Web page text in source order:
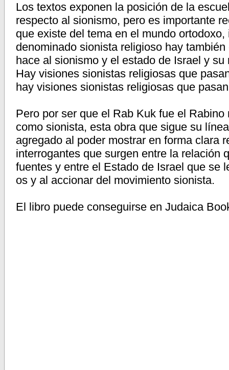
Los textos exponen la posición de la
respecto al sionismo, pero es importante
que existe del tema en el mundo
denominado sionista religioso hay
hace al sionismo y el estado de Israel y
Hay visiones sionistas religiosas que
hay visiones sionistas religiosas que
Pero por ser que el Rab Kuk fue el
como sionista, esta obra que sigue su
agregado al poder mostrar en forma clara
interrogantes que surgen entre la relación
fuentes y entre el Estado de Israel que se
os y al accionar del movimiento sionista.
El libro puede conseguirse en Judaica